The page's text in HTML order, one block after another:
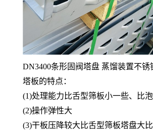
DN3400条形固阀塔盘 蒸馏装置不锈
塔板的特点：
(1)处理能力比舌型筛板小一些、比
(2)操作弹性大
(3)干板压降较大比舌型筛板塔盘大